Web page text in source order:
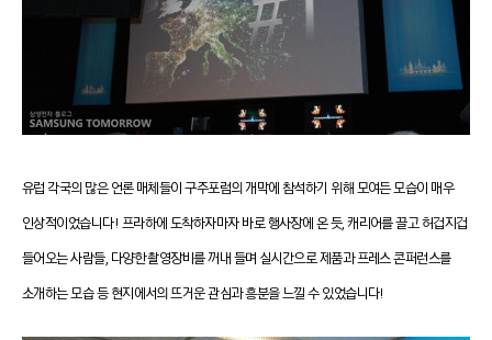
유럽 각국의 많은 언론 매체들이 구주포럼의 개막에 참석하기 위해 모여든 모습이 매우
인상적이었습니다! 프라하에 도착하자마자 바로 행사장에 온 듯, 캐리어를 끌고 허겁지겁
들어오는 사람들, 다양한 촬영장비를 꺼내 들며 실시간으로 제품과 프레스 콘퍼런스를
소개하는 모습 등 현지에서의 뜨거운 관심과 흥분을 느낄 수 있었습니다!